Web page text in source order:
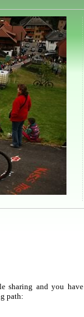
sharing and you have
path: